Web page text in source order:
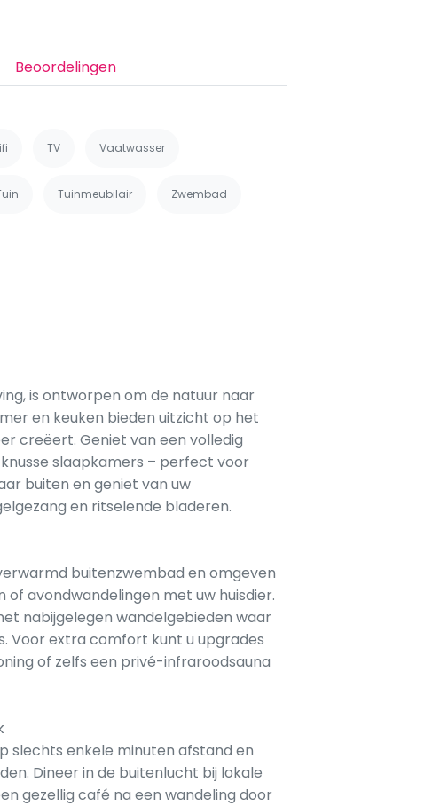
Beoordelingen
TV Vaatwasser
Tuinmeubilair Zwembad
is ontworpen om de natuur naar
en keuken bieden uitzicht op het
creëert. Geniet van een volledig
slaapkamers – perfect voor
buiten en geniet van uw
en ritselende bladeren.
buitenzwembad en omgeven
avondwandelingen met uw huisdier.
nabijgelegen wandelgebieden waar
Voor extra comfort kunt u upgrades
of zelfs een privé-infraroodsauna
slechts enkele minuten afstand en
Dineer in de buitenlucht bij lokale
gezellig café na een wandeling door